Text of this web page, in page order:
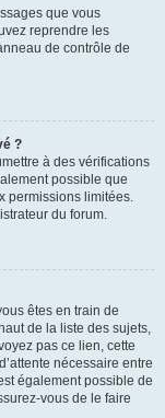
que vous
reprendre les
de contrôle de
?
à des vérifications
possible que
permissions limitées.
du forum.
êtes en train de
de la liste des sujets,
pas ce lien, cette
nécessaire entre
également possible de
vous de le faire